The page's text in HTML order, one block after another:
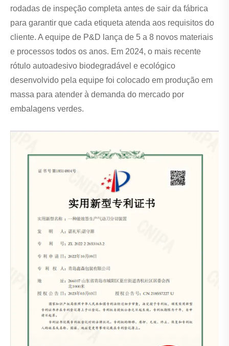
rodadas de inspeção completa antes de sair da fábrica
para garantir que cada etiqueta atenda aos requisitos do
cliente. A equipe de P&D lança de 5 a 8 novos materiais
e processos todos os anos. Em 2024, o mais recente
rótulo autoadesivo biodegradável e ecológico
desenvolvido pela equipe foi colocado em produção em
massa para atender à demanda do mercado por
embalagens verdes.